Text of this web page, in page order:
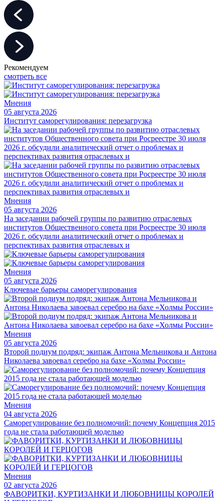
Рекомендуем
смотреть все
Мнения
05 августа 2026
Институт саморегулирования: перезагрузка
Мнения
05 августа 2026
На заседании рабочей группы по развитию отраслевых
институтов Общественного совета при Росреестре 30 июля
2026 г. обсудили аналитический отчет о проблемах и
перспективах развития отраслевых и
Мнения
05 августа 2026
Ключевые барьеры саморегулирования
Мнения
05 августа 2026
Второй подиум подряд: экипаж Антона Мельникова и Антона
Николаева завоевал серебро на бахе «Холмы России»
Мнения
04 августа 2026
Саморегулирование без полномочий: почему Концепция 2015
года не стала работающей моделью
Мнения
02 августа 2026
ФАВОРИТКИ, КУРТИЗАНКИ И ЛЮБОВНИЦЫ КОРОЛЕЙ